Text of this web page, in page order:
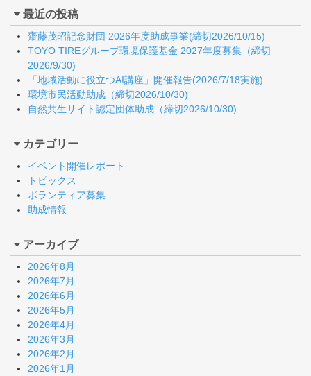
最近の投稿
齋藤茂昭記念財団 2026年度助成事業(締切2026/10/15)
TOYO TIREグループ環境保護基金 2027年度募集（締切
2026/9/30)
「地域活動に役立つAI講座」開催報告(2026/7/18実施)
環境市民活動助成（締切2026/10/30)
自然共生サイト認定団体助成（締切2026/10/30)
カテゴリー
イベント開催レポート
トピックス
ボランティア募集
助成情報
アーカイブ
2026年8月
2026年7月
2026年6月
2026年5月
2026年4月
2026年3月
2026年2月
2026年1月